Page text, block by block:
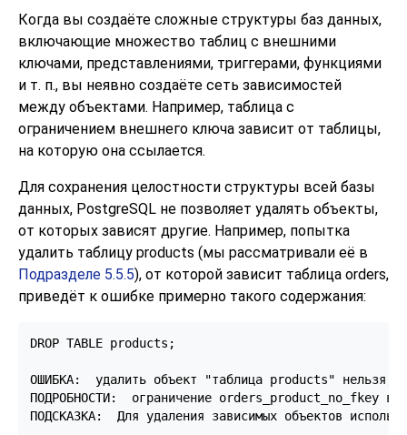
Когда вы создаёте сложные структуры баз данных,
включающие множество таблиц с внешними
ключами, представлениями, триггерами, функциями
и т. п., вы неявно создаёте сеть зависимостей
между объектами. Например, таблица с
ограничением внешнего ключа зависит от таблицы,
на которую она ссылается.
Для сохранения целостности структуры всей базы
данных, PostgreSQL не позволяет удалять объекты,
от которых зависят другие. Например, попытка
удалить таблицу products (мы рассматривали её в
Подразделе 5.5.5), от которой зависит таблица orders,
приведёт к ошибке примерно такого содержания:
DROP TABLE products;
ОШИБКА:  удалить объект "таблица products" нельзя,
ПОДРОБНОСТИ:  ограничение orders_product_no_fkey